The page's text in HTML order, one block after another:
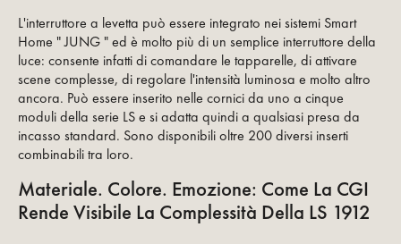
L'interruttore a levetta può essere integrato nei sistemi Smart
Home " JUNG " ed è molto più di un semplice interruttore della
luce: consente infatti di comandare le tapparelle, di attivare
scene complesse, di regolare l'intensità luminosa e molto altro
ancora. Può essere inserito nelle cornici da uno a cinque
moduli della serie LS e si adatta quindi a qualsiasi presa da
incasso standard. Sono disponibili oltre 200 diversi inserti
combinabili tra loro.
Materiale. Colore. Emozione: Come La CGI
Rende Visibile La Complessità Della LS 1912